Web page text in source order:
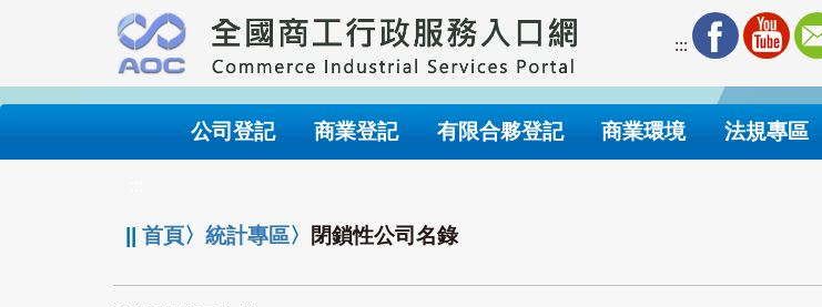
要
內
:::
公司登記 商業登記 有限合夥登記 商業環境 法規專區
||首頁〉統計專區〉 閉鎖性公司名錄